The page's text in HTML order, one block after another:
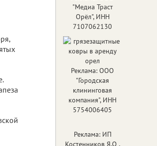
"Медиа Траст
Орёл", ИНН
7107062130
Реклама: ООО
"Городская
клининговая
компания", ИНН
5754006405
Реклама: ИП
Костенников Я.О ,